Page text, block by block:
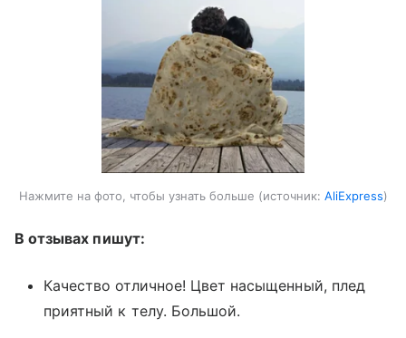
Нажмите на фото, чтобы узнать больше источник: AliExpress
В отзывах пишут:
Качество отличное! Цвет насыщенный, плед
приятный к телу. Большой.